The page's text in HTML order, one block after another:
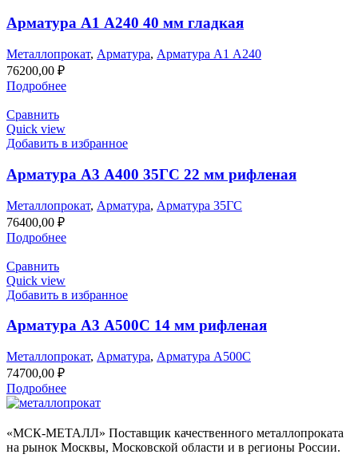
Арматура А1 А240 40 мм гладкая
Металлопрокат, Арматура, Арматура А1 А240
76200,00 ₽
Подробнее
Сравнить
Quick view
Добавить в избранное
Арматура А3 А400 35ГС 22 мм рифленая
Металлопрокат, Арматура, Арматура 35ГС
76400,00 ₽
Подробнее
Сравнить
Quick view
Добавить в избранное
Арматура А3 А500С 14 мм рифленая
Металлопрокат, Арматура, Арматура А500С
74700,00 ₽
Подробнее
«МСК-МЕТАЛЛ» Поставщик качественного металлопроката
на рынок Москвы, Московской области и в регионы России.